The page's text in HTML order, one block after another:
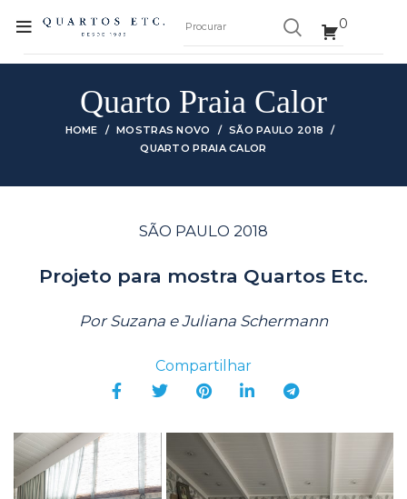
0
Quarto Praia Calor
HOME MOSTRAS NOVO
SÃO PAULO 2018
QUARTO PRAIA CALOR
SÃO PAULO 2018
Projeto para mostra Quartos Etc.
Por Suzana e Juliana Schermann